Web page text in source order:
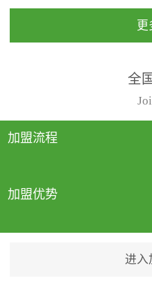
动，人类长时间停留的室
内空间都有整体消毒的需
要。因为空间内人流携带
的、空气...
更
全
加盟流程
加盟优势
进入